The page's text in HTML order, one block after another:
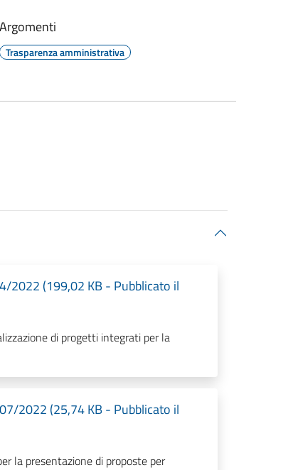
Argomenti
Trasparenza amministrativa
2022 (199,02 KB - Pubblicato il
di progetti integrati per la
2022 (25,74 KB - Pubblicato il
la presentazione di proposte per